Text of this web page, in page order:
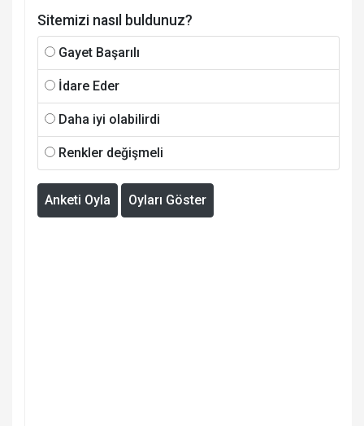
Sitemizi nasıl buldunuz?
Gayet Başarılı
İdare Eder
Daha iyi olabilirdi
Renkler değişmeli
Anketi Oyla Oyları Göster